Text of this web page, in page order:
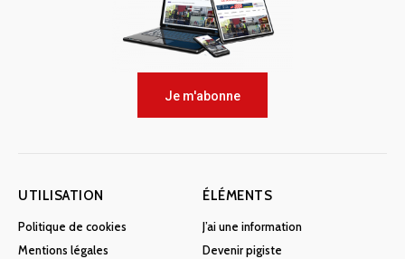
Je m'abonne
UTILISATION
Politique de cookies
Mentions légales
ÉLÉMENTS
J’ai une information
Devenir pigiste